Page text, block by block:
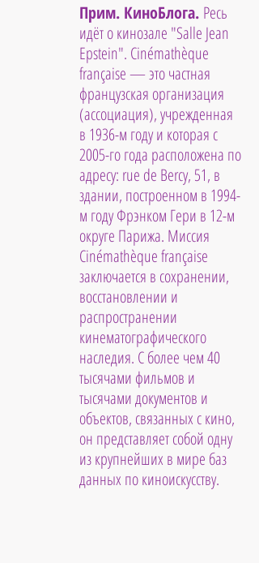
Прим. КиноБлога. Ресь
идёт о кинозале "Salle Jean
Epstein". Cinémathèque
française — это частная
французская организация
(ассоциация), учрежденная
в 1936-м году и которая с
2005-го года расположена по
адресу: rue de Bercy, 51, в
здании, построенном в 1994-
м году Фрэнком Гери в 12-м
округе Парижа. Миссия
Cinémathèque française
заключается в сохранении,
восстановлении и
распространении
кинематографического
наследия. С более чем 40
тысячами фильмов и
тысячами документов и
объектов, связанных с кино,
он представляет собой одну
из крупнейших в мире баз
данных по киноискусству.